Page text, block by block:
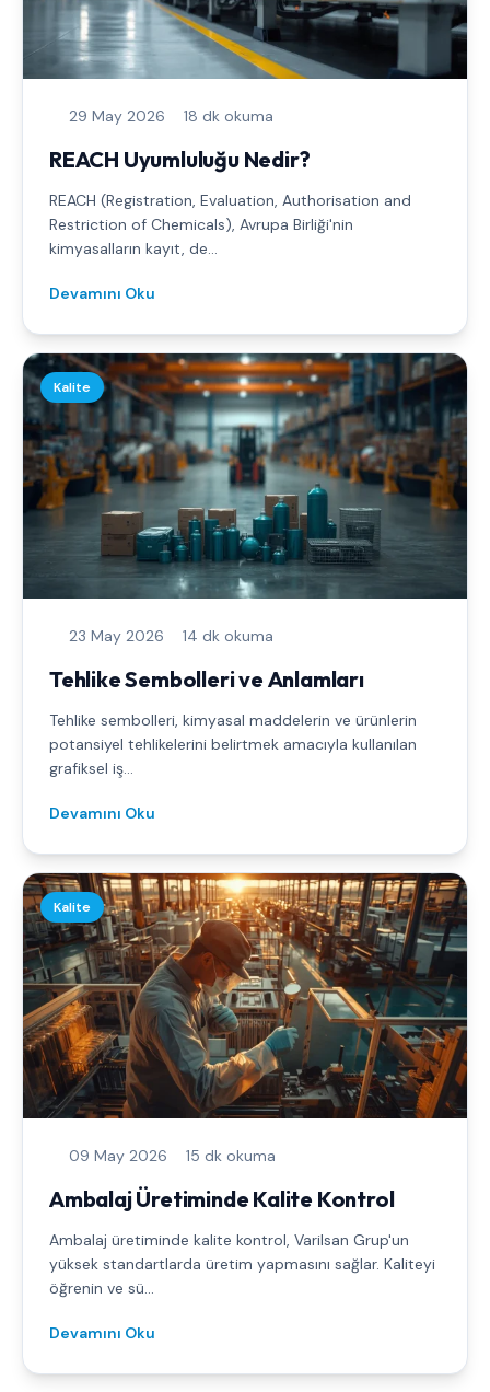
29 May 2026 18 dk okuma
REACH Uyumluluğu Nedir?
REACH (Registration, Evaluation, Authorisation and
Restriction of Chemicals), Avrupa Birliği'nin
kimyasalların kayıt, de...
Devamını Oku
Kalite
23 May 2026 14 dk okuma
Tehlike Sembolleri ve Anlamları
Tehlike sembolleri, kimyasal maddelerin ve ürünlerin
potansiyel tehlikelerini belirtmek amacıyla kullanılan
grafiksel iş...
Devamını Oku
Kalite
09 May 2026 15 dk okuma
Ambalaj Üretiminde Kalite Kontrol
Ambalaj üretiminde kalite kontrol, Varilsan Grup'un
yüksek standartlarda üretim yapmasını sağlar. Kaliteyi
öğrenin ve sü...
Devamını Oku